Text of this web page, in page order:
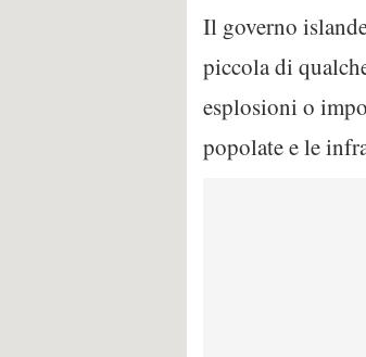
Il governo
piccola di
esplosioni o
popolate e le